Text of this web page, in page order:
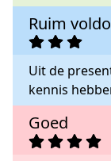
Ruim
Uit de
kennis
Goed